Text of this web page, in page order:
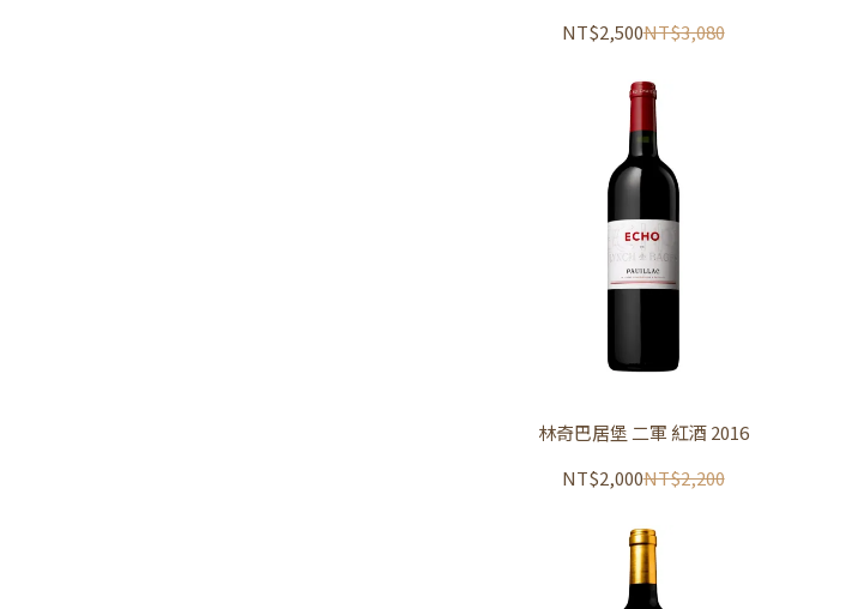
NT$2,500NT$3,080
林奇巴居堡 二軍 紅酒 2016
NT$2,000NT$2,200